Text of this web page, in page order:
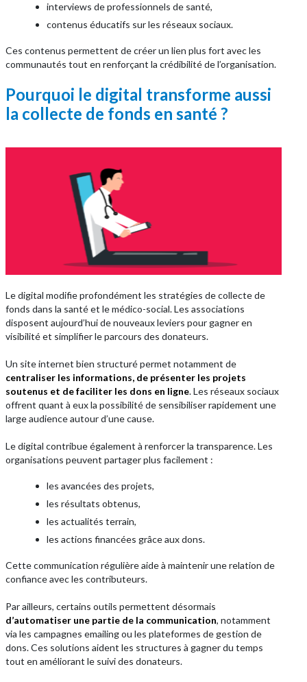
interviews de professionnels de santé,
contenus éducatifs sur les réseaux sociaux.
Ces contenus permettent de créer un lien plus fort avec les
communautés tout en renforçant la crédibilité de l’organisation.
Pourquoi le digital transforme aussi
la collecte de fonds en santé ?
Le digital modifie profondément les stratégies de collecte de
fonds dans la santé et le médico-social. Les associations
disposent aujourd’hui de nouveaux leviers pour gagner en
visibilité et simplifier le parcours des donateurs.
Un site internet bien structuré permet notamment de
centraliser les informations, de présenter les projets
soutenus et de faciliter les dons en ligne. Les réseaux sociaux
offrent quant à eux la possibilité de sensibiliser rapidement une
large audience autour d’une cause.
Le digital contribue également à renforcer la transparence. Les
organisations peuvent partager plus facilement :
les avancées des projets,
les résultats obtenus,
les actualités terrain,
les actions financées grâce aux dons.
Cette communication régulière aide à maintenir une relation de
confiance avec les contributeurs.
Par ailleurs, certains outils permettent désormais
d’automatiser une partie de la communication, notamment
via les campagnes emailing ou les plateformes de gestion de
dons. Ces solutions aident les structures à gagner du temps
tout en améliorant le suivi des donateurs.